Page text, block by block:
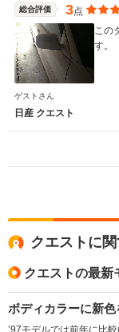
総合評価 3点
この
す。
ゲストさん
日産 クエスト
クエストに
クエストの最新
ボディカラーに新色